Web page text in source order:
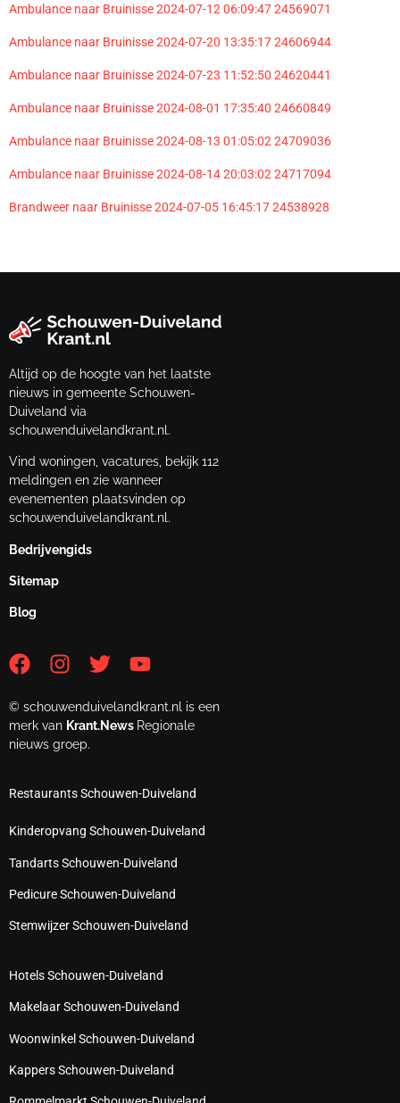
Ambulance naar Bruinisse 2024-07-12 06:09:47 24569071
Ambulance naar Bruinisse 2024-07-20 13:35:17 24606944
Ambulance naar Bruinisse 2024-07-23 11:52:50 24620441
Ambulance naar Bruinisse 2024-08-01 17:35:40 24660849
Ambulance naar Bruinisse 2024-08-13 01:05:02 24709036
Ambulance naar Bruinisse 2024-08-14 20:03:02 24717094
Brandweer naar Bruinisse 2024-07-05 16:45:17 24538928
Altijd op de hoogte van het laatste
nieuws in gemeente Schouwen-
Duiveland via
schouwenduivelandkrant.nl.
Vind woningen, vacatures, bekijk 112
meldingen en zie wanneer
evenementen plaatsvinden op
schouwenduivelandkrant.nl.
Bedrijvengids
Sitemap
Blog
© schouwenduivelandkrant.nl is een
merk van Krant.News Regionale
nieuws groep.
Restaurants Schouwen-Duiveland
Kinderopvang Schouwen-Duiveland
Tandarts Schouwen-Duiveland
Pedicure Schouwen-Duiveland
Stemwijzer Schouwen-Duiveland
Hotels Schouwen-Duiveland
Makelaar Schouwen-Duiveland
Woonwinkel Schouwen-Duiveland
Kappers Schouwen-Duiveland